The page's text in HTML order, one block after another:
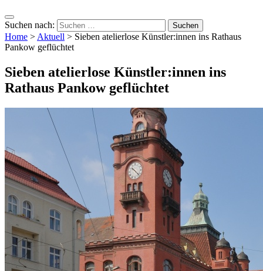
Suchen nach:
Home >Aktuell > Sieben atelierlose Künstler:innen ins Rathaus
Pankow geflüchtet
Sieben atelierlose Künstler:innen ins
Rathaus Pankow geflüchtet